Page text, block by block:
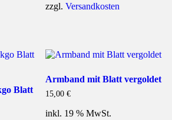
zzgl. Versandkosten
Blatt
Armband mit Blatt vergoldet
15,00 €
inkl. 19 % MwSt.